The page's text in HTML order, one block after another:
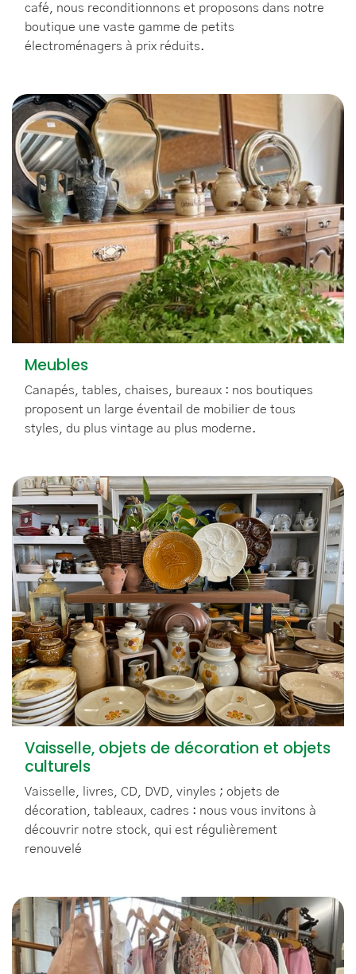
café, nous reconditionnons et proposons dans notre
boutique une vaste gamme de petits
électroménagers à prix réduits.
Meubles
Canapés, tables, chaises, bureaux : nos boutiques
proposent un large éventail de mobilier de tous
styles, du plus vintage au plus moderne.
Vaisselle, objets de décoration et objets
culturels
Vaisselle, livres, CD, DVD, vinyles ; objets de
décoration, tableaux, cadres : nous vous invitons à
découvrir notre stock, qui est régulièrement
renouvelé